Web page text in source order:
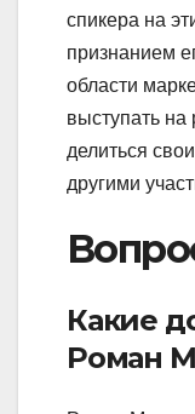
спикера на
признанием
области
выступать
делиться
другими
Какие
Роман